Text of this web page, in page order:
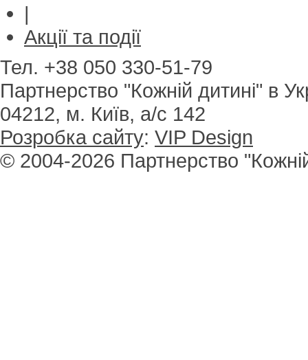
|
Акції та події
Тел. +38 050 330-51-79
Партнерство "Кожній дитині" в
04212, м. Київ, а/с 142
Розробка сайту: VIP Design
© 2004-2026 Партнерство "Кожній